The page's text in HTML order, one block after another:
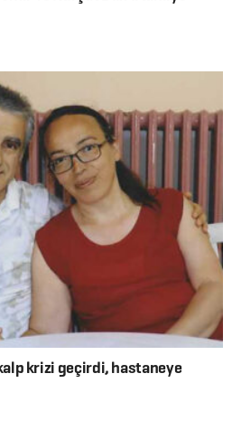
krizi geçirdi, hastaneye